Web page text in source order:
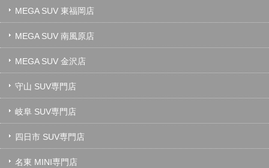
MEGA SUV 東福岡店
MEGA SUV 南風原店
MEGA SUV 金沢店
守山 SUV専門店
岐阜 SUV専門店
四日市 SUV専門店
名東 MINI専門店